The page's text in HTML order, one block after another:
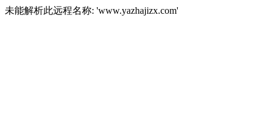
未能解析此远程名称: 'www.yazhajizx.com'